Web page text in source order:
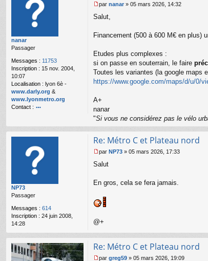
nanar
Passager
Messages : 11753
Inscription : 15 nov. 2004,
10:07
Localisation : lyon 6è -
www.darly.org &
www.lyonmetro.org
Contact :
ac
r
n
a
n
e
s
e
n
o
n
par nanar » 05 mars 2026, 14:32
Salut,
Financement (500 à 600 M€ en plus)
Etudes plus complexes :
si on passe en souterrain, le faire
Toutes les variantes (la google maps
https://www.google.com/maps/d/u/0/
A+
nanar
"Si vous ne considérez pas le vélo
NP73
Passager
Messages : 614
Inscription : 24 juin 2008,
14:28
Re: Métro C et Plateau nord
e
s
e
o
l
par NP73 » 05 mars 2026, 17:33
Salut
En gros, cela se fera jamais.
@+
Re: Métro C et Plateau nord
par greg59 » 05 mars 2026, 19:09